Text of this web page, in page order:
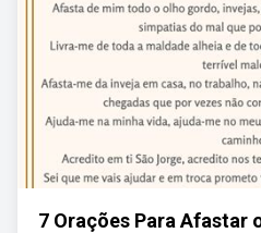
7 Orações Para Afastar